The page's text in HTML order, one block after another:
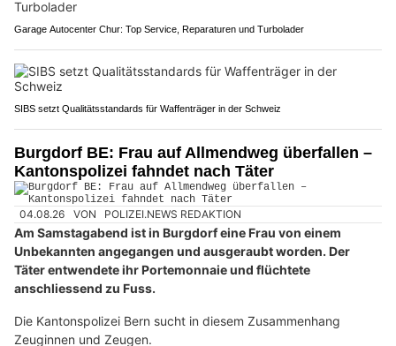
Garage Autocenter Chur: Top Service, Reparaturen und Turbolader
SIBS setzt Qualitätsstandards für Waffenträger in der Schweiz
Burgdorf BE: Frau auf Allmendweg überfallen –
Kantonspolizei fahndet nach Täter
04.08.26 VON POLIZEI.NEWS REDAKTION
Am Samstagabend ist in Burgdorf eine Frau von einem
Unbekannten angegangen und ausgeraubt worden. Der
Täter entwendete ihr Portemonnaie und flüchtete
anschliessend zu Fuss.
Die Kantonspolizei Bern sucht in diesem Zusammenhang
Zeuginnen und Zeugen.